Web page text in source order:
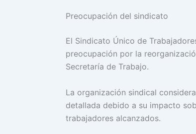
Preocupación del sindicato
El Sindicato Único de
preocupación por la
Secretaría de Trabajo.
La organización sindical
detallada debido a su impacto
trabajadores alcanzados.